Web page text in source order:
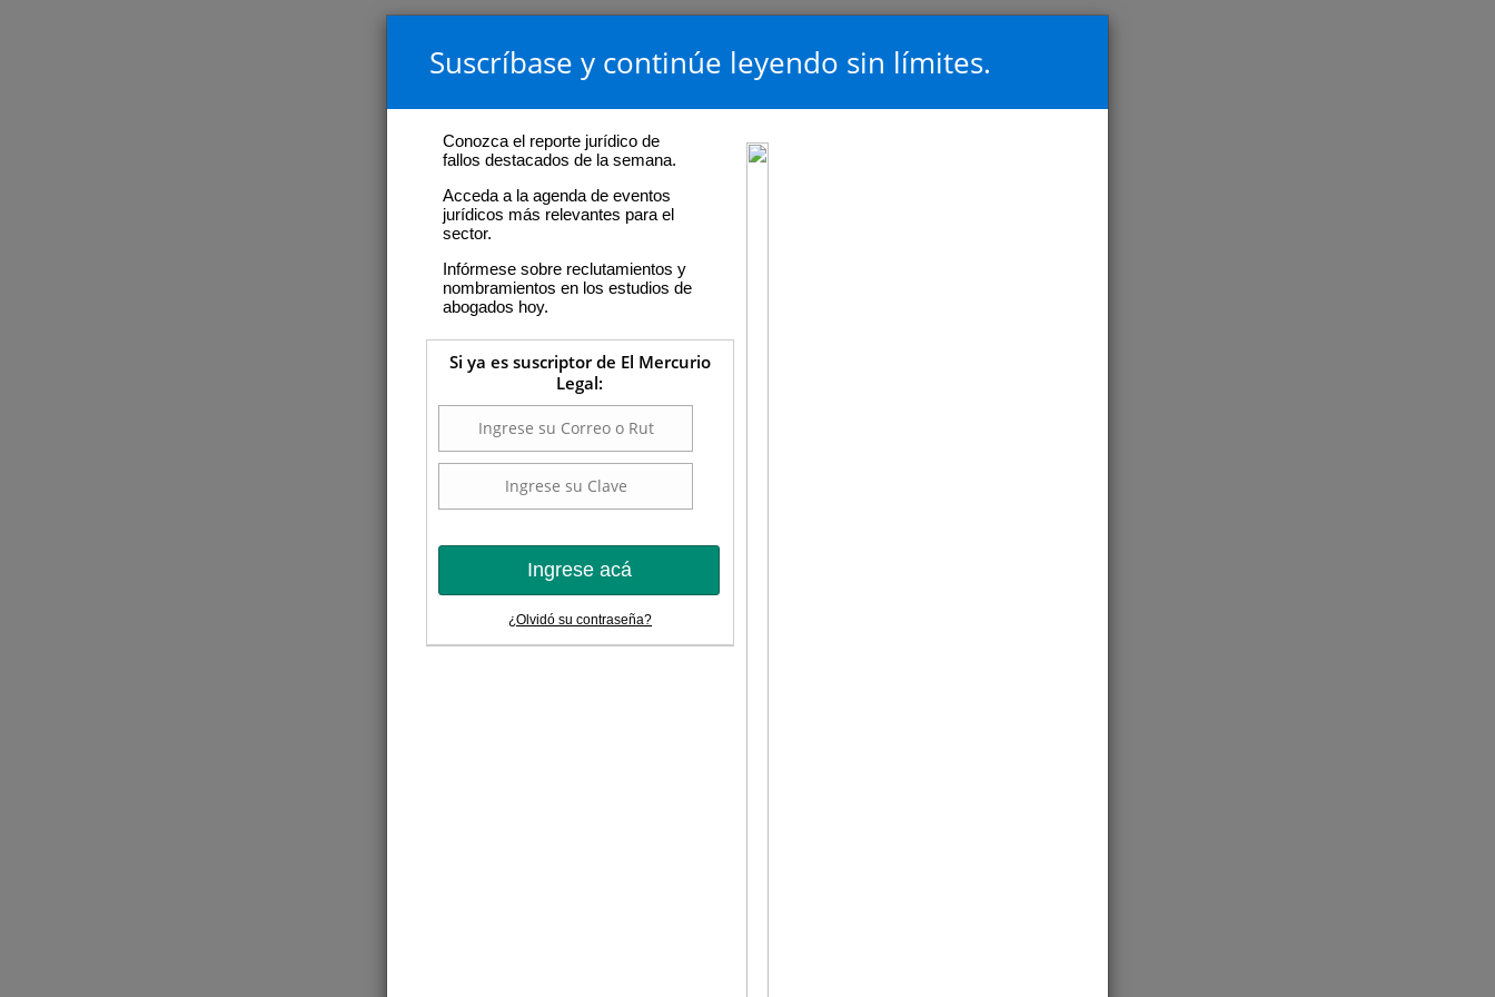
Suscríbase y continúe leyendo sin límites.
Conozca el reporte jurídico de
fallos destacados de la semana.
Acceda a la agenda de eventos
jurídicos más relevantes para el
sector.
Infórmese sobre reclutamientos y
nombramientos en los estudios de
abogados hoy.
Si ya es suscriptor de El Mercurio
Legal:
Ingrese acá
¿Olvidó su contraseña?